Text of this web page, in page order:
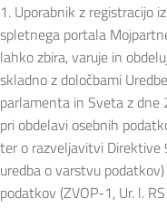
1. Uporabnik z registracijo
spletnega portala
lahko zbira, varuje in
skladno z določbami
parlamenta in Sveta z dne
pri obdelavi osebnih
ter o razveljavitvi Direktive
uredba o varstvu
podatkov (ZVOP-1, Ur. l.